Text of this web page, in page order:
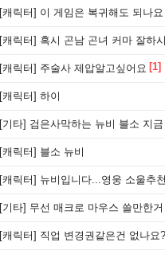
[캐릭터] 이 게임은 복귀해도 되나요
[캐릭터] 혹시 곤남 곤녀 커마 잘하
[캐릭터] 주술사 제압알고싶어요 [1]
[캐릭터] 하이
[기타] 검은사막하는 뉴비 블소 지
[캐릭터] 블소 뉴비
[캐릭터] 뉴비입니다...영웅 소울추
[기타] 무선 매크로 마우스 쓸만한거 있
[캐릭터] 직업 변경권같은건 없나요?